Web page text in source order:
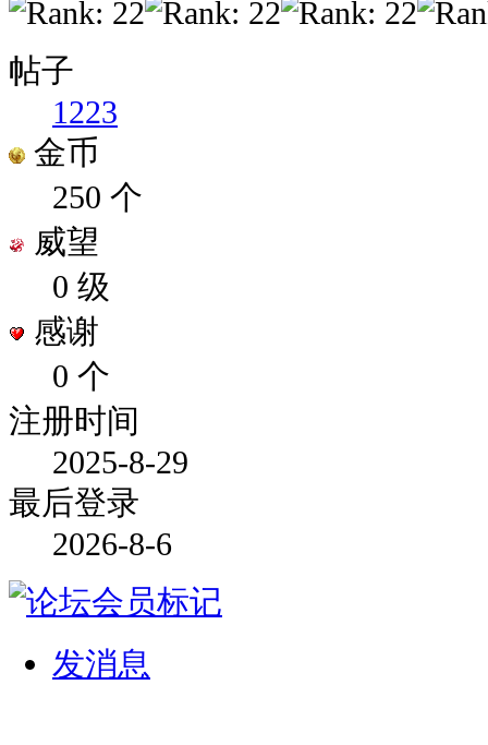
帖子
1223
金币
250 个
威望
0 级
感谢
0 个
注册时间
2025-8-29
最后登录
2026-8-6
发消息